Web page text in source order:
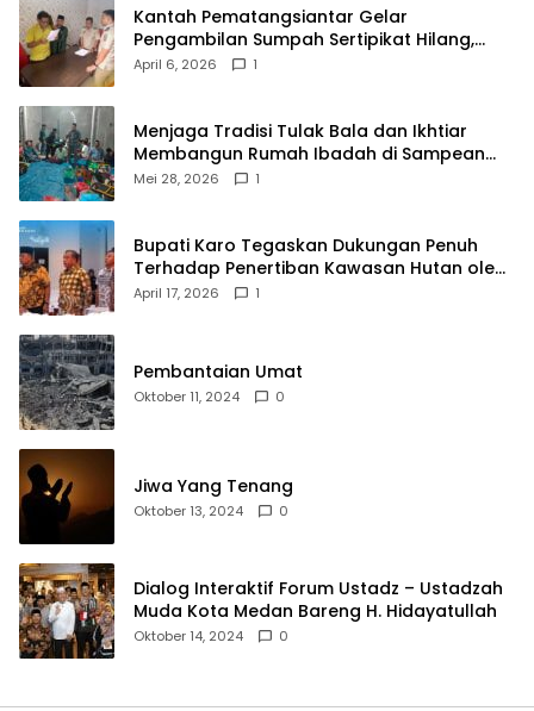
Kantah Pematangsiantar Gelar
Pengambilan Sumpah Sertipikat Hilang,
Perkuat Kepastian Hukum Pertanahan
April 6, 2026 1
Menjaga Tradisi Tulak Bala dan Ikhtiar
Membangun Rumah Ibadah di Sampean
Barat
Mei 28, 2026 1
Bupati Karo Tegaskan Dukungan Penuh
Terhadap Penertiban Kawasan Hutan oleh
Pemerintah Pusat
April 17, 2026 1
Pembantaian Umat
Oktober 11, 2024 0
Jiwa Yang Tenang
Oktober 13, 2024 0
Dialog Interaktif Forum Ustadz – Ustadzah
Muda Kota Medan Bareng H. Hidayatullah
Oktober 14, 2024 0